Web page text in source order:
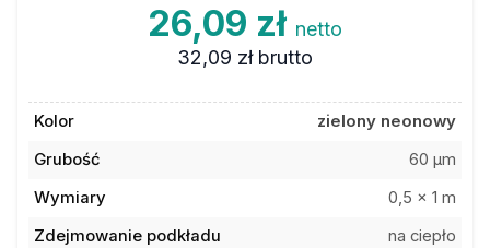
26,09 zł netto
32,09 zł brutto
Kolor
zielony neonowy
Grubość
60 µm
Wymiary
0,5 x 1 m
Zdejmowanie podkładu
na ciepło